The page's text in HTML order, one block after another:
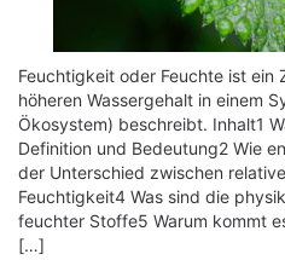
Feuchtigkeit oder Feuchte ist ein
höheren Wassergehalt in einem
Ökosystem) beschreibt. Inhalt1
Definition und Bedeutung2 Wie
der Unterschied zwischen
Feuchtigkeit4 Was sind die
feuchter Stoffe5 Warum kommt
[…]